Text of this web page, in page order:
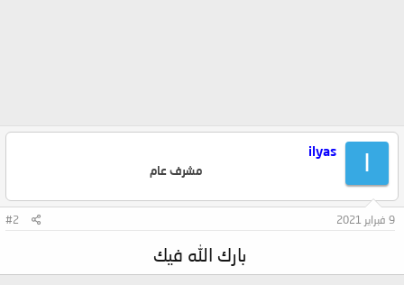
I
ilyas
مشرف عام
9 فبراير 2021 #2
بارك الله فيك